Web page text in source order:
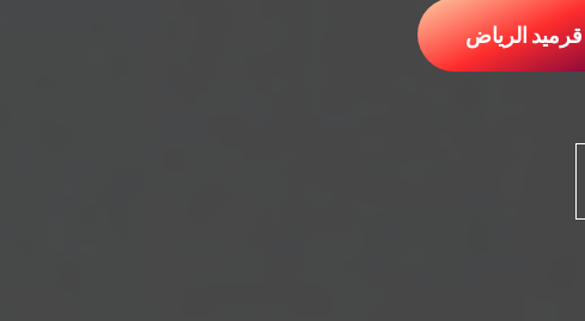
قرميد الرياض